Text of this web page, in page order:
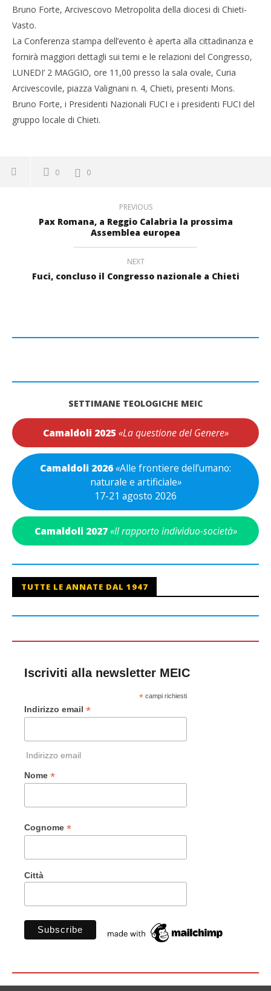
Bruno Forte, Arcivescovo Metropolita della diocesi di Chieti-
Vasto.
La Conferenza stampa dell’evento è aperta alla cittadinanza e
fornirà maggiori dettagli sui temi e le relazioni del Congresso,
LUNEDI’ 2 MAGGIO, ore 11,00 presso la sala ovale, Curia
Arcivescovile, piazza Valignani n. 4, Chieti, presenti Mons.
Bruno Forte, i Presidenti Nazionali FUCI e i presidenti FUCI del
gruppo locale di Chieti.
0 0
PREVIOUS
Pax Romana, a Reggio Calabria la prossima
Assemblea europea
NEXT
Fuci, concluso il Congresso nazionale a Chieti
SETTIMANE TEOLOGICHE MEIC
Camaldoli 2025 «La questione del Genere»
Camaldoli 2026«Alle frontiere dell’umano:
naturale e artificiale»
17-21 agosto 2026
Camaldoli 2027 «Il rapporto individuo-società»
TUTTE LE ANNATE DAL 1947
Iscriviti alla newsletter MEIC
*campi richiesti
Indirizzo email *
Indirizzo email
Nome *
Cognome *
Città